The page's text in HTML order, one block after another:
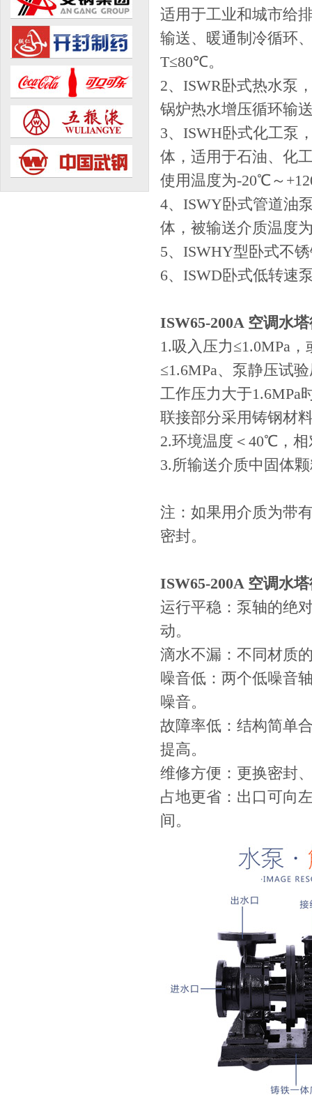
适用于工业和城市给
输送、暖通制冷循环
T≤80℃。
2、ISWR卧式热水泵
锅炉热水增压循环输
3、ISWH卧式化工泵
体，适用于石油、化
使用温度为-20℃～
4、ISWY卧式管道油
体，被输送介质温度
5、ISWHY型卧式不
6、ISWD卧式低转速
ISW65-200A 空调水
1.吸入压力≤1.0MPa
≤1.6MPa、泵静压试
工作压力大于1.6MPa
联接部分采用铸钢材
2.环境温度＜40℃，相
3.所输送介质中固体
注：如果用介质为带
密封。
ISW65-200A 空调水
运行平稳：泵轴的绝
动。
滴水不漏：不同材质
噪音低：两个低噪音
噪音。
故障率低：结构简单
提高。
维修方便：更换密封
占地更省：出口可向
间。